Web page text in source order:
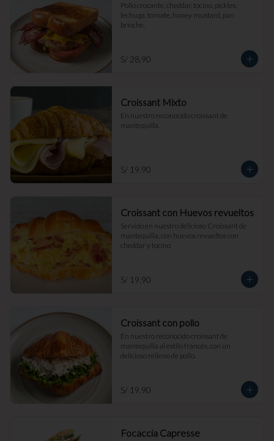
Pollo crocante, cheddar, tocino, pickles,
lechuga, tomate, honey mustard, pan
brioche.
S/ 28.90
Croissant Mixto
En nuestro reconocido croissant de
mantequilla.
S/ 19.90
Croissant con Huevos revueltos
Servido en nuestro delicioso Croissant de
mantequilla, con huevos revueltos con
cheddar y tocino
S/ 19.90
Croissant con pollo
En nuestro reconocido croissant de
mantequilla al estilo francés, con un
delicioso relleno de pollo.
S/ 19.90
Focaccia Capresse